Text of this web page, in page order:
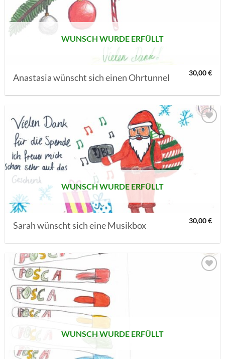
WUNSCH WURDE ERFÜLLT
Anastasia wünscht sich einen Ohrtunnel 30,00€
MERKLISTE
SETZEN
WUNSCH WURDE ERFÜLLT
Sarah wünscht sich eine Musikbox 30,00€
WUNSCH WURDE ERFÜLLT